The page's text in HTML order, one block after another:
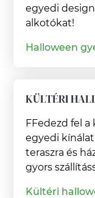
egyedi
alkotókat!
Halloween
KÜLTÉRI
FFedezd fel
egyedi
teraszra és
gyors
Kültéri